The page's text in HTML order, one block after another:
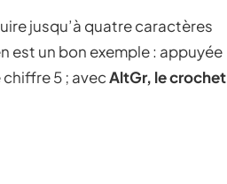
jusqu’à quatre caractères
est un bon exemple : appuyée
5 ; avecAltGr, le crochet